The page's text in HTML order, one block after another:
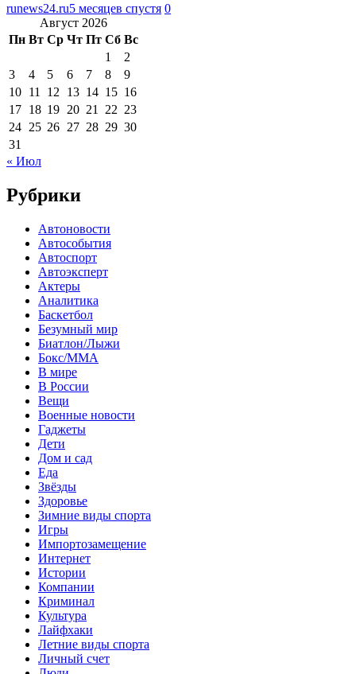
runews24.ru5 месяцев спустя 0
Август 2026
Пн Вт Ср Чт Пт Сб Вс
1
2
3
4 5 6 7 8
9
10 11 12 13 14 15 16
17 18 19 20 21 22 23
24 25 26 27 28 29 30
31
« Июл
Рубрики
Автоновости
Автособытия
Автоспорт
Автоэксперт
Актеры
Аналитика
Баскетбол
Безумный мир
Биатлон/Лыжи
Бокс/MMA
В мире
В России
Вещи
Военные новости
Гаджеты
Дети
Дом и сад
Еда
Звёзды
Здоровье
Зимние виды спорта
Игры
Импортозамещение
Интернет
Истории
Компании
Криминал
Культура
Лайфхаки
Летние виды спорта
Личный счет